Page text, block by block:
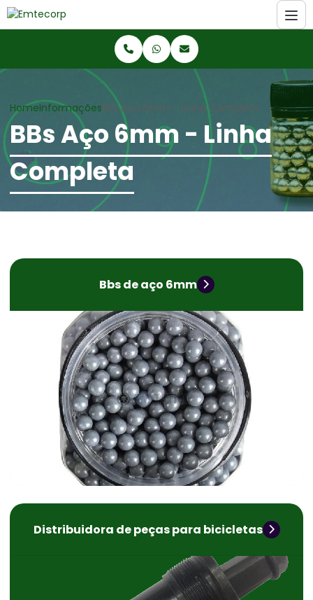
HomeInformaçõesBBs Aço 6mm - Linha Completa
BBs Aço 6mm - Linha
Completa
Bbs de aço 6mm
Distribuidora de peças para bicicletas